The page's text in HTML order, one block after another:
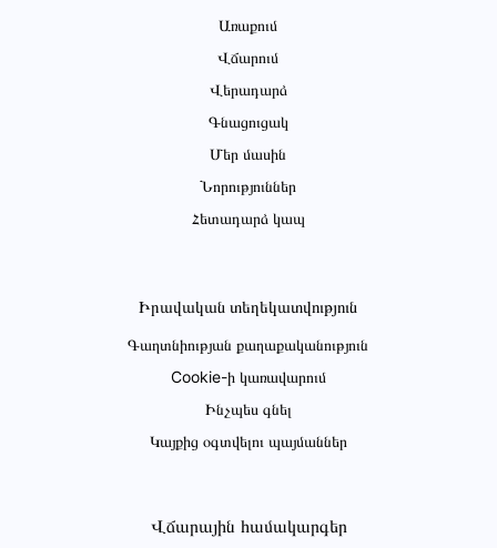
Առաքում
Վճարում
Վերադարձ
Գնացուցակ
Մեր մասին
Նորություններ
Հետադարձ կապ
Իրավական տեղեկատվություն
Գաղտնիության քաղաքականություն
Cookie-ի կառավարում
Ինչպես գնել
Կայքից օգտվելու պայմաններ
Վճարային համակարգեր